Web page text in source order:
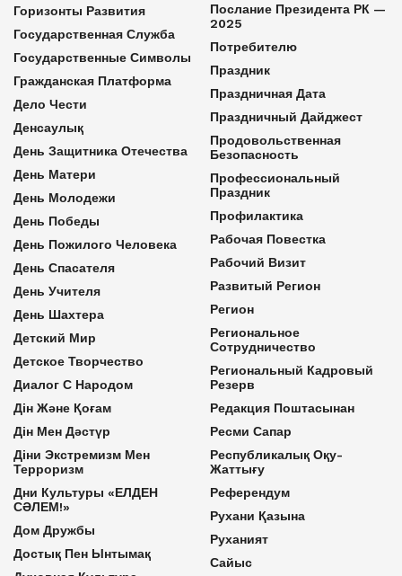
Горизонты Развития
Государственная Служба
Государственные Символы
Гражданская Платформа
Дело Чести
Денсаулық
День Защитника Отечества
День Матери
День Молодежи
День Победы
День Пожилого Человека
День Спасателя
День Учителя
День Шахтера
Детский Мир
Детское Творчество
Диалог С Народом
Дін Және Қоғам
Дін Мен Дәстүр
Діни Экстремизм Мен
Терроризм
Дни Культуры «ЕЛДЕН
СӘЛЕМ!»
Дом Дружбы
Достық Пен Ынтымақ
Послание Президента РК —
2025
Потребителю
Праздник
Праздничная Дата
Праздничный Дайджест
Продовольственная
Безопасность
Профессиональный
Праздник
Профилактика
Рабочая Повестка
Рабочий Визит
Развитый Регион
Регион
Региональное
Сотрудничество
Региональный Кадровый
Резерв
Редакция Поштасынан
Ресми Сапар
Республикалық Оқу-
Жаттығу
Референдум
Рухани Қазына
Руханият
Сайыс